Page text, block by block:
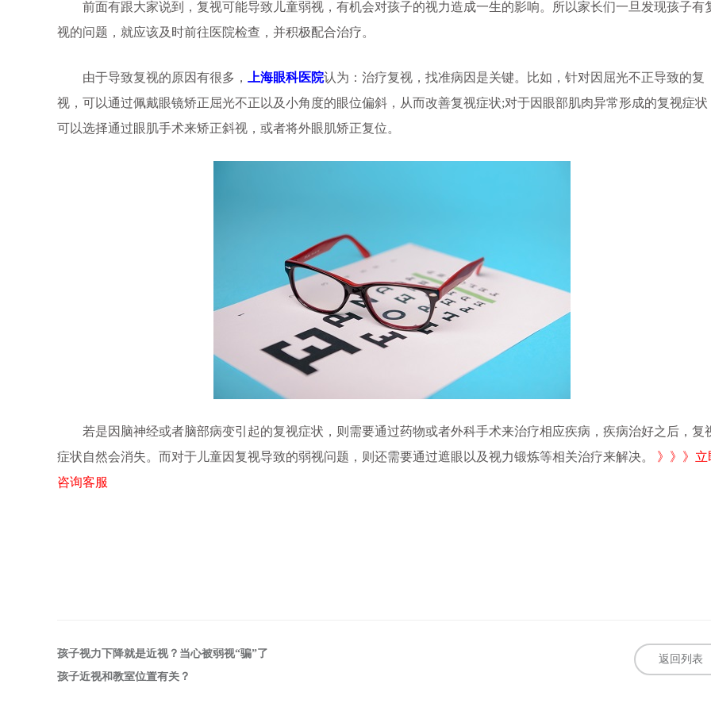
前面有跟大家说到，复视可能导致儿童弱视，有机会对孩子的视力造成一生的影响。所以家长们一旦发现孩子有
视的问题，就应该及时前往医院检查，并积极配合治疗。
由于导致复视的原因有很多， 上海眼科医院认为：治疗复视，找准病因是关键。比如，针对因屈光不正导致的复
视，可以通过佩戴眼镜矫正屈光不正以及小角度的眼位偏斜，从而改善复视症状;对于因眼部肌肉异常形成的复视症状
可以选择通过眼肌手术来矫正斜视，或者将外眼肌矫正复位。
若是因脑神经或者脑部病变引起的复视症状，则需要通过药物或者外科手术来治疗相应疾病，疾病治好之后，复
症状自然会消失。而对于儿童因复视导致的弱视问题，则还需要通过遮眼以及视力锻炼等相关治疗来解决。 》》》立
咨询客服
孩子视力下降就是近视？当心被弱视“骗”了
孩子近视和教室位置有关？
返回列表